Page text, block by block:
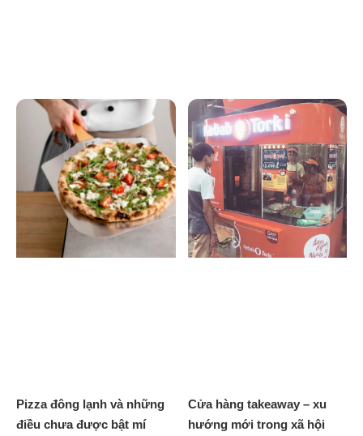
Pizza đông lạnh và những
điều chưa được bật mí
Cửa hàng takeaway – xu
hướng mới trong xã hội